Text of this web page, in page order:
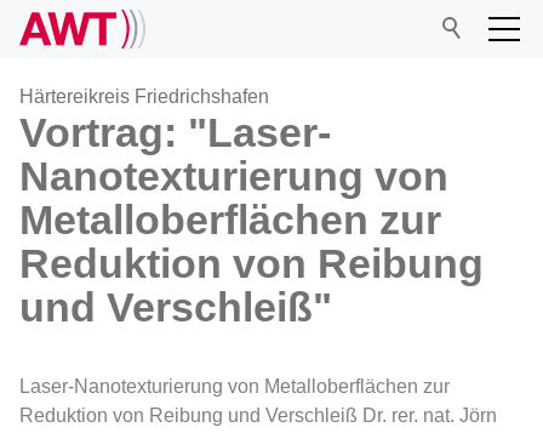
AWT
Netzwerk
Veranstaltungen
Forschung
Härtereikreis Friedrichshafen
Vortrag: "Laser-
Nanotexturierung von
Metalloberflächen zur
Reduktion von Reibung
und Verschleiß"
Laser-Nanotexturierung von Metalloberflächen zur
Reduktion von Reibung und Verschleiß Dr. rer. nat. Jörn